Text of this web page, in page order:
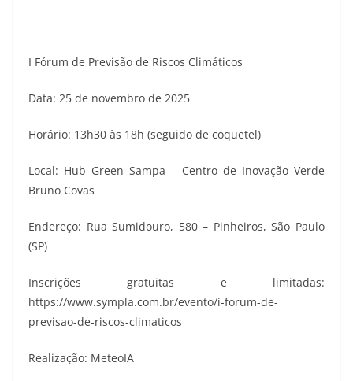
I Fórum de Previsão de Riscos Climáticos
Data: 25 de novembro de 2025
Horário: 13h30 às 18h (seguido de coquetel)
Local: Hub Green Sampa – Centro de Inovação Verde
Bruno Covas
Endereço: Rua Sumidouro, 580 – Pinheiros, São Paulo
(SP)
Inscrições gratuitas e limitadas:
https://www.sympla.com.br/evento/i-forum-de-
previsao-de-riscos-climaticos
Realização: MeteoIA